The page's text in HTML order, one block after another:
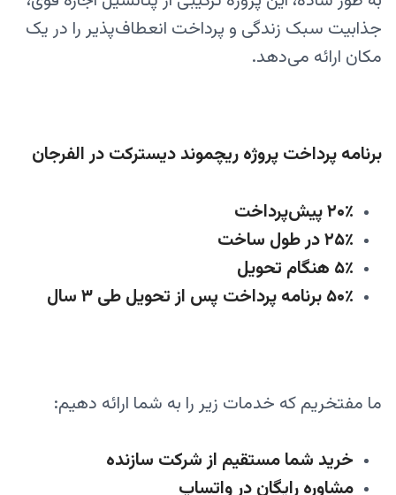
جذابیت سبک زندگی و پرداخت انعطاف‌پذیر را در یک
مکان ارائه می‌دهد.
برنامه پرداخت پروژه ریچموند دیسترکت در الفرجان
۲۰٪ پیش‌پرداخت
۲۵٪ در طول ساخت
۵٪ هنگام تحویل
۵۰٪ برنامه پرداخت پس از تحویل طی ۳ سال
ما مفتخریم که خدمات زیر را به شما ارائه دهیم:
خرید شما مستقیم از شرکت سازنده
مشاوره رایگان در واتساپ